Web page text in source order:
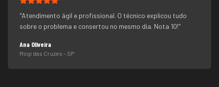
"Atendimento ágil e profissional. O técnico explicou tudo
sobre o problema e consertou no mesmo dia. Nota 10!"
Ana Oliveira
Mogi das Cruzes - SP